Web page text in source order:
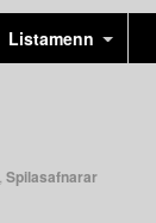
Listamenn
Spilasafnarar